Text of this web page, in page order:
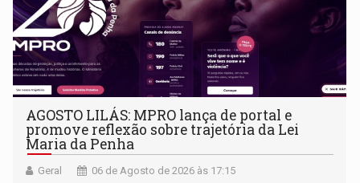
AGOSTO LILÁS: MPRO lança de portal e
promove reflexão sobre trajetória da Lei
Maria da Penha
Geral 06 de Agosto de 2026 às 17:15